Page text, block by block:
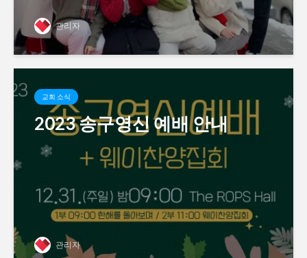
관리자
교회 소식
2023 송구영신 예배 안내
관리자